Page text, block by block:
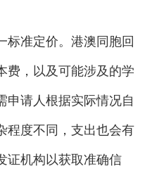
准定价。港澳同胞回
费，以及可能涉及的学
申请人根据实际情况自
程度不同，支出也会有
证机构以获取准确信